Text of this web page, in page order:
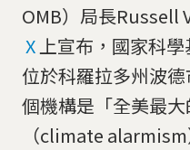
OMB）局長Russell
X 上宣布，國家科
位於科羅拉多州波
個機構是「全美最
（climate